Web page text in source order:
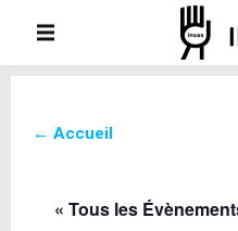
← Accueil
« Tous les